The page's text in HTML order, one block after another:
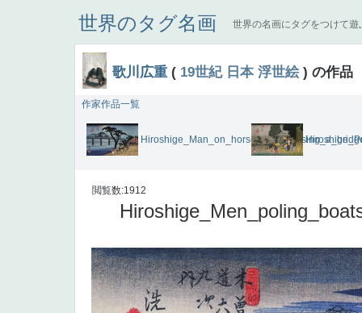
世界のタグ名画 世界の名画にタグをつけて遊
歌川広重 ( 19世紀 日本 浮世絵) の作品
作家作品一覧
閲覧数:1912